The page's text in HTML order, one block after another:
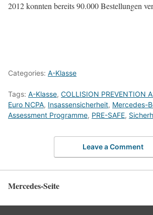
2012 konnten bereits 90.000 Bestellungen
Categories: A-Klasse
Tags: A-Klasse, COLLISION PREVENTION
Euro NCPA, Insassensicherheit, Mercedes-
Assessment Programme, PRE-SAFE,
Leave a Comment
Mercedes-Seite